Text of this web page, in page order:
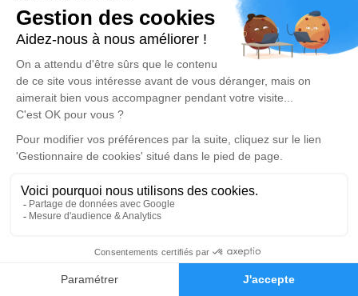
Faire-part Hommages
souvenirs, une anecdote ou exprimer vos pensées
à travers des poèmes ou des textes. Cet endroit
est un lieu d'expression dédié à honorer la
mémoire d’André FLAGEOLLET.
Déroulé des obsèques
Les informations sur la cérémonie seront
bientôt disponibles.
dès que ces informations seront disponibles.
Recevoir une alerte par e-mail*